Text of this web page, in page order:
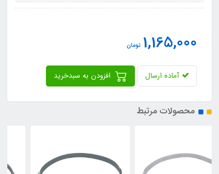
1,165,000 تومان
آماده ارسال
محصولات مرتبط